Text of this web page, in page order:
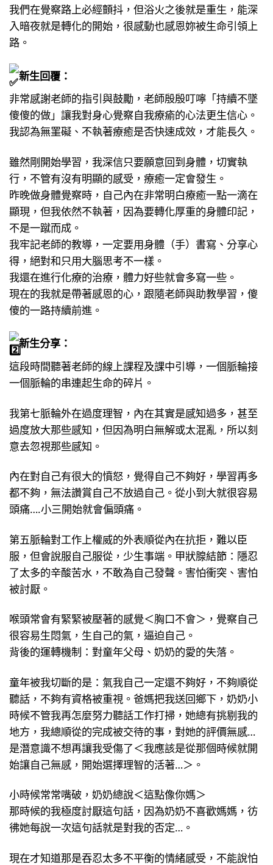
我們在覺察路上必經顫抖，但浴火之後就是重生，能深
入暗夜就是轉化的開始，很感動也感恩妳被生命引領上
路。
新生回覆：
非常感謝老師的指引與鼓勵，老師殷殷叮嚀「持續不墜
傻傻的做」讓我對身心覺察自我療瘉的心法更生信心。
我認為無罣礙、不執著療癒是否快速成效，才能長久。
雖然剛開始學習，我深信只要願意回到身體，切實執
行，不管有沒有明顯的感受，療癒一定會發生。
昨晚做身體覺察時，自己內在非常明白療癒一點一滴在
顯現，但我依然不執著，因為要轉化厚重的身體印記，
不是一蹴而成。
我牢記老師的教導，一定要用身體（手）書寫、分享心
得，絕對和只用大腦思考不一樣。
我還在進行化療的治療，體力好些就會多寫一些。
現在的我就是帶著感恩的心，跟隨老師與助教學習，傻
傻的一路持續前進。
新生分享：
這段時間聽著老師的線上課程及課中引導，一個脈輪接
一個脈輪的串連起生命的碎片。
我第七脈輪外在過度理智，內在其實是感知過多，甚至
過度放大那些感知，但因為明白無解或太混亂，所以刻
意去忽視那些感知。
內在對自己有很大的憤怒，覺得自己不夠好，學習再多
都不夠，無法讚賞自己不放過自己。從小到大就很容易
頭痛….小三開始就會偏頭痛。
第五脈輪對工作上權威的外表順從內在抗拒，難以臣
服，但會說服自己服從，少生事端。甲狀腺結節：隱忍
了太多的辛酸苦水，不敢為自己發聲。害怕衝突、害怕
被討厭。
喉頭常會有緊緊被壓著的感覺＜胸口不會＞，覺察自己
很容易生悶氣，生自己的氣，逼迫自己。
背後的運轉機制：對童年父母、奶奶的愛的失落。
童年被我切斷的是：氣我自己一定還不夠好，不夠順從
聽話，不夠有資格被重視。爸媽把我送回鄉下，奶奶小
時候不管我再怎麼努力聽話工作打掃，她總有挑剔我的
地方，我總順從的完成被交待的事，對她的評價無感…
是潛意識不想再讓我受傷了＜我應該是從那個時候就開
始讓自己無感，開始選擇理智的活著…＞。
小時候常常嘴破，奶奶總說＜這點像你媽＞
那時候的我極度討厭這句話，因為奶奶不喜歡媽媽，彷
彿她每說一次這句話就是對我的否定…。
現在才知道那是吞忍太多不平衡的情緒感受，不能說怕